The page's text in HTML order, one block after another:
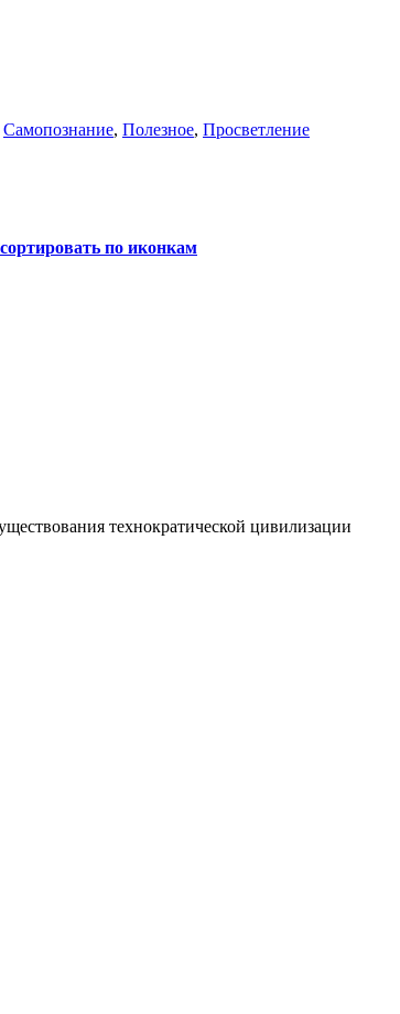
Самопознание, Полезное, Просветление
технократической цивилизации